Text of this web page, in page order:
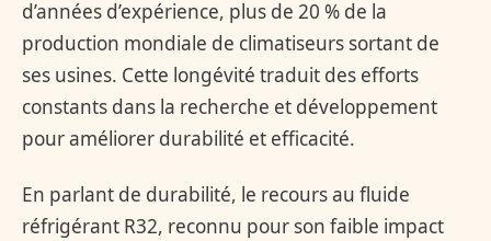
d’années d’expérience, plus de 20 % de la
production mondiale de climatiseurs sortant de
ses usines. Cette longévité traduit des efforts
constants dans la recherche et développement
pour améliorer durabilité et efficacité.
En parlant de durabilité, le recours au fluide
réfrigérant R32, reconnu pour son faible impact